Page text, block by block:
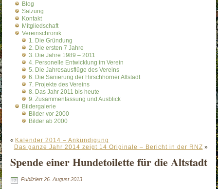
Blog
Satzung
Kontakt
Mitgliedschaft
Vereinschronik
1. Die Gründung
2. Die ersten 7 Jahre
3. Die Jahre 1989 – 2011
4. Personelle Entwicklung im Verein
5. Die Jahresausflüge des Vereins
6. Die Sanierung der Hirschhorner Altstadt
7. Projekte des Vereins
8. Das Jahr 2011 bis heute
9. Zusammenfassung und Ausblick
Bildergalerie
Bilder vor 2000
Bilder ab 2000
« Kalender 2014 – Ankündigung
Das ganze Jahr 2014 zeigt 14 Originale – Bericht in der RNZ »
Spende einer Hundetoilette für die Altstadt
Publiziert 26. August 2013